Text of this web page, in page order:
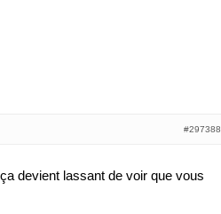
#297388
devient lassant de voir que vous